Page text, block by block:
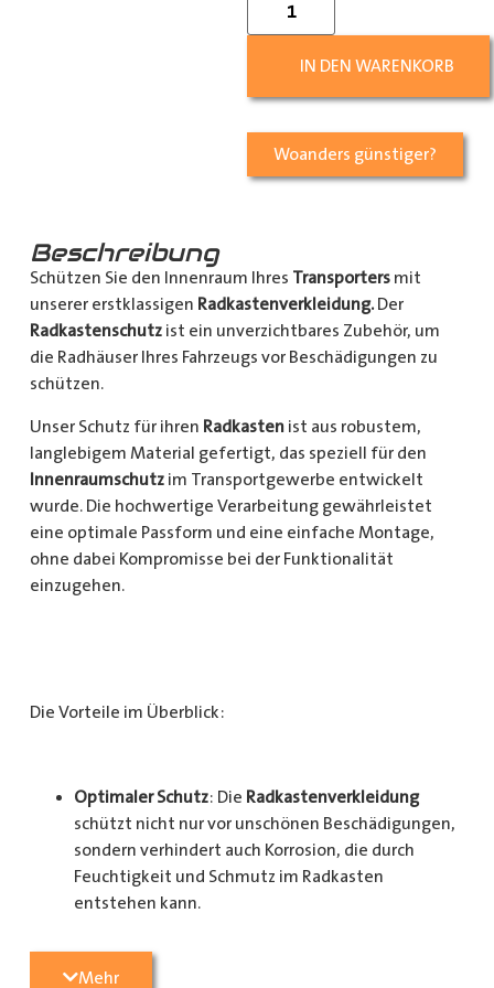
IN DEN WARENKORB
Woanders günstiger?
Beschreibung
Schützen Sie den Innenraum Ihres Transportersmit
unserer erstklassigen Radkastenverkleidung.Der
Radkastenschutzist ein unverzichtbares Zubehör, um
die Radhäuser Ihres Fahrzeugs vor Beschädigungen zu
schützen.
Unser Schutz für ihren Radkastenist aus robustem,
langlebigem Material gefertigt, das speziell für den
Innenraumschutzim Transportgewerbe entwickelt
wurde. Die hochwertige Verarbeitung gewährleistet
eine optimale Passform und eine einfache Montage,
ohne dabei Kompromisse bei der Funktionalität
einzugehen.
Die Vorteile im Überblick:
Optimaler Schutz: Die Radkastenverkleidung
schützt nicht nur vor unschönen Beschädigungen,
sondern verhindert auch Korrosion, die durch
Feuchtigkeit und Schmutz im Radkasten
entstehen kann.
Langlebigkeit
Mehr